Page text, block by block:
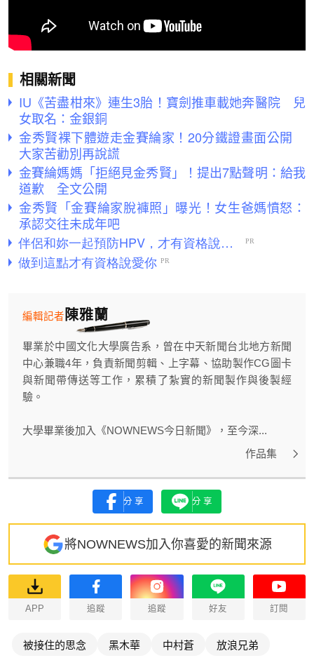
相關新聞
IU《苦盡柑來》連生3胎！寶劍推車載她奔醫院 兒
女取名：金銀銅
金秀賢裸下體遊走金賽綸家！20分鐵證畫面公開
大家苦勸別再說謊
金賽綸媽媽「拒絕見金秀賢」！提出7點聲明：給我
道歉 全文公開
金秀賢「金賽綸家脫褲照」曝光！女生爸媽憤怒：
承認交往未成年吧
陳雅蘭
編輯記者
畢業於中國文化大學廣告系，曾在中天新聞台北地方新聞
中心兼職4年，負責新聞剪輯、上字幕、協助製作CG圖卡
與新聞帶傳送等工作，累積了紮實的新聞製作與後製經
驗。
大學畢業後加入《NOWNEWS今日新聞》，至今深...
作品集
分享 分享
將NOWNEWS加入你喜愛的新聞來源
APP 追蹤 追蹤 好友 訂閱
被接住的思念 黑木華 中村蒼 放浪兄弟